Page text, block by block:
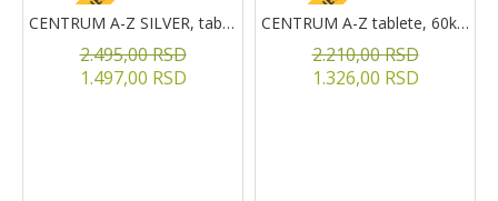
CENTRUM A-Z SILVER, tablete, 60kom.
1.497,00 RSD
2.495,00 RSD
CENTRUM A-Z tablete, 60kom
1.326,00 RSD
2.210,00 RSD